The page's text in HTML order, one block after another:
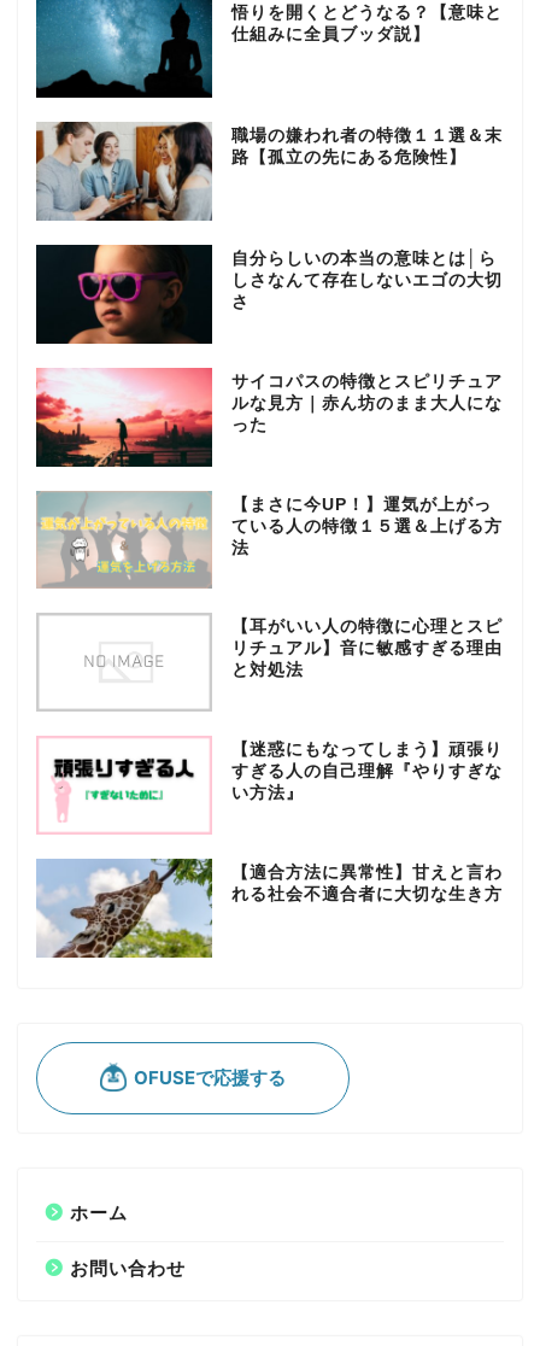
悟りを開くとどうなる？【意味と
仕組みに全員ブッダ説】
職場の嫌われ者の特徴１１選＆末
路【孤立の先にある危険性】
自分らしいの本当の意味とは│ら
しさなんて存在しないエゴの大切
さ
サイコパスの特徴とスピリチュア
ルな見方｜赤ん坊のまま大人にな
った
【まさに今UP！】運気が上がっ
ている人の特徴１５選＆上げる方
法
【耳がいい人の特徴に心理とスピ
リチュアル】音に敏感すぎる理由
と対処法
【迷惑にもなってしまう】頑張り
すぎる人の自己理解『やりすぎな
い方法』
【適合方法に異常性】甘えと言わ
れる社会不適合者に大切な生き方
ホーム
お問い合わせ